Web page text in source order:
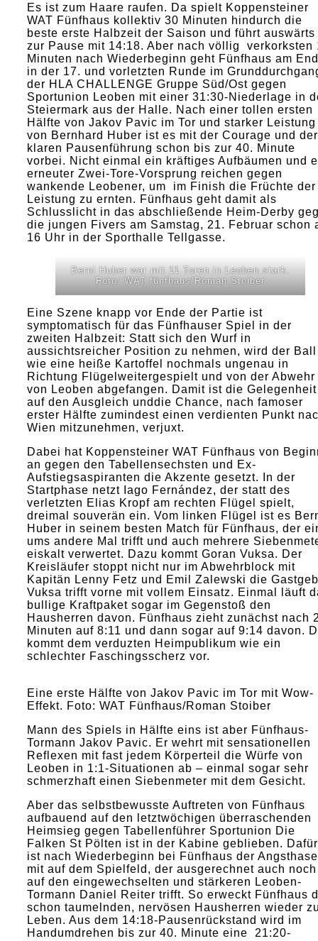
Es ist zum Haare raufen. Da spielt Koppensteiner
WAT Fünfhaus kollektiv 30 Minuten hindurch die
beste erste Halbzeit der Saison und führt auswärts
zur Pause mit 14:18. Aber nach völlig verkorksten
Minuten nach Wiederbeginn geht Fünfhaus am
in der 17. und vorletzten Runde im
der HLA CHALLENGE Gruppe Süd/Ost gegen
Sportunion Leoben mit einer 31:30-Niederlage in
Steiermark aus der Halle. Nach einer tollen ersten
Hälfte von Jakov Pavic im Tor und starker Leistung
von Bernhard Huber ist es mit der Courage und der
klaren Pausenführung schon bis zur 40. Minute
vorbei. Nicht einmal ein kräftiges Aufbäumen und
erneuter Zwei-Tore-Vorsprung reichen gegen
wankende Leobener, um im Finish die Früchte der
Leistung zu ernten. Fünfhaus geht damit als
Schlusslicht in das abschließende Heim-Derby
die jungen Fivers am Samstag, 21. Februar schon
16 Uhr in der Sporthalle Tellgasse.
Berni Huber war mit 11 Toren in Leoben stark.
Foto: WAT fünfhaus/Roman Stoiber
Eine Szene knapp vor Ende der Partie ist
symptomatisch für das Fünfhauser Spiel in der
zweiten Halbzeit: Statt sich den Wurf in
aussichtsreicher Position zu nehmen, wird der Ball
wie eine heiße Kartoffel nochmals ungenau in
Richtung Flügelweitergespielt und von der Abwehr
von Leoben abgefangen. Damit ist die Gelegenheit
auf den Ausgleich unddie Chance, nach famoser
erster Hälfte zumindest einen verdienten Punkt
Wien mitzunehmen, verjuxt.
Dabei hat Koppensteiner WAT Fünfhaus von
an gegen den Tabellensechsten und Ex-
Aufstiegsaspiranten die Akzente gesetzt. In der
Startphase netzt Iago Fernández, der statt des
verletzten Elias Kropf am rechten Flügel spielt,
dreimal souverän ein. Vom linken Flügel ist es
Huber in seinem besten Match für Fünfhaus, der
ums andere Mal trifft und auch mehrere
eiskalt verwertet. Dazu kommt Goran Vuksa. Der
Kreisläufer stoppt nicht nur im Abwehrblock mit
Kapitän Lenny Fetz und Emil Zalewski die
Vuksa trifft vorne mit vollem Einsatz. Einmal läuft
bullige Kraftpaket sogar im Gegenstoß den
Hausherren davon. Fünfhaus zieht zunächst nach
Minuten auf 8:11 und dann sogar auf 9:14 davon.
kommt dem verduzten Heimpublikum wie ein
schlechter Faschingsscherz vor.
Eine erste Hälfte von Jakov Pavic im Tor mit Wow-
Effekt. Foto: WAT Fünfhaus/Roman Stoiber
Mann des Spiels in Hälfte eins ist aber Fünfhaus-
Tormann Jakov Pavic. Er wehrt mit sensationellen
Reflexen mit fast jedem Körperteil die Würfe von
Leoben in 1:1-Situationen ab – einmal sogar sehr
schmerzhaft einen Siebenmeter mit dem Gesicht.
Aber das selbstbewusste Auftreten von Fünfhaus
aufbauend auf den letztwöchigen überraschenden
Heimsieg gegen Tabellenführer Sportunion Die
Falken St Pölten ist in der Kabine geblieben. Dafür
ist nach Wiederbeginn bei Fünfhaus der Angsthase
mit auf dem Spielfeld, der ausgerechnet auch noch
auf den eingewechselten und stärkeren Leoben-
Tormann Daniel Reiter trifft. So erweckt Fünfhaus
schon taumelnden, nervösen Hausherren wieder
Leben. Aus dem 14:18-Pausenrückstand wird im
Handumdrehen bis zur 40. Minute eine 21:20-